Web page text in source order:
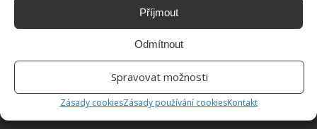
Příjmout
Odmítnout
Spravovat možnosti
Zásady cookiesZásady používání cookiesKontakt